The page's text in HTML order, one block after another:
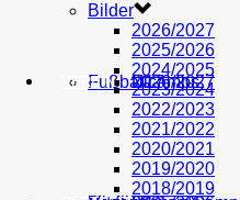
U17
Fußballcamps
2026/2027
VEREIN
Bilder
2026/2027
2025/2026
2024/2025
2023/2024
2022/2023
2021/2022
2020/2021
2019/2020
2018/2019